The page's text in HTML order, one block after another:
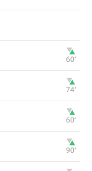
60‎’‎
74‎’‎
60‎’‎
90‎’‎